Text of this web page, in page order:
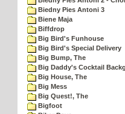
Biedny Pies Antoni 3
Biene Maja
Biffdrop
Big Bird's Funhouse
Big Bird's Special Delivery
Big Bump, The
Big Daddy's Cocktail
Big House, The
Big Mess
Big Quest!, The
Bigfoot